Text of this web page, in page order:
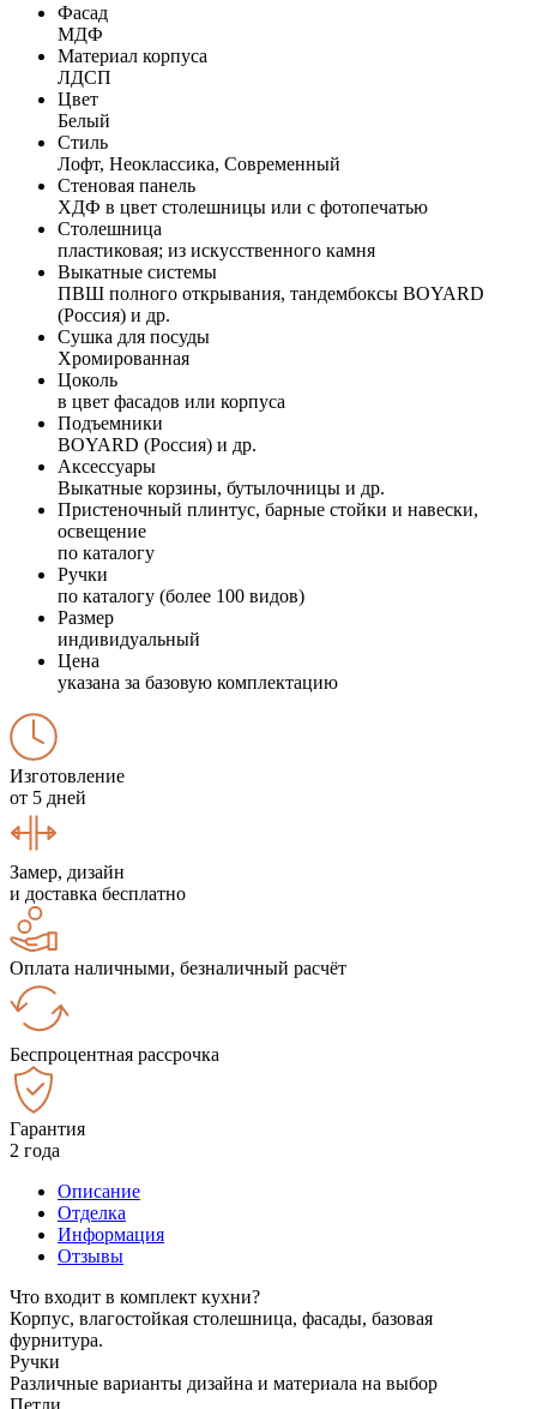
Фасад
МДФ
Материал корпуса
ЛДСП
Цвет
Белый
Стиль
Лофт, Неоклассика, Современный
Стеновая панель
ХДФ в цвет столешницы или с фотопечатью
Столешница
пластиковая; из искусственного камня
Выкатные системы
ПВШ полного открывания, тандембоксы BOYARD
(Россия) и др.
Сушка для посуды
Хромированная
Цоколь
в цвет фасадов или корпуса
Подъемники
BOYARD (Россия) и др.
Аксессуары
Выкатные корзины, бутылочницы и др.
Пристеночный плинтус, барные стойки и навески,
освещение
по каталогу
Ручки
по каталогу (более 100 видов)
Размер
индивидуальный
Цена
указана за базовую комплектацию
Изготовление
от 5 дней
Замер, дизайн
и доставка бесплатно
Оплата наличными, безналичный расчёт
Беспроцентная рассрочка
Гарантия
2 года
Описание
Отделка
Информация
Отзывы
Что входит в комплект кухни?
Корпус, влагостойкая столешница, фасады, базовая
фурнитура.
Ручки
Различные варианты дизайна и материала на выбор
Петли